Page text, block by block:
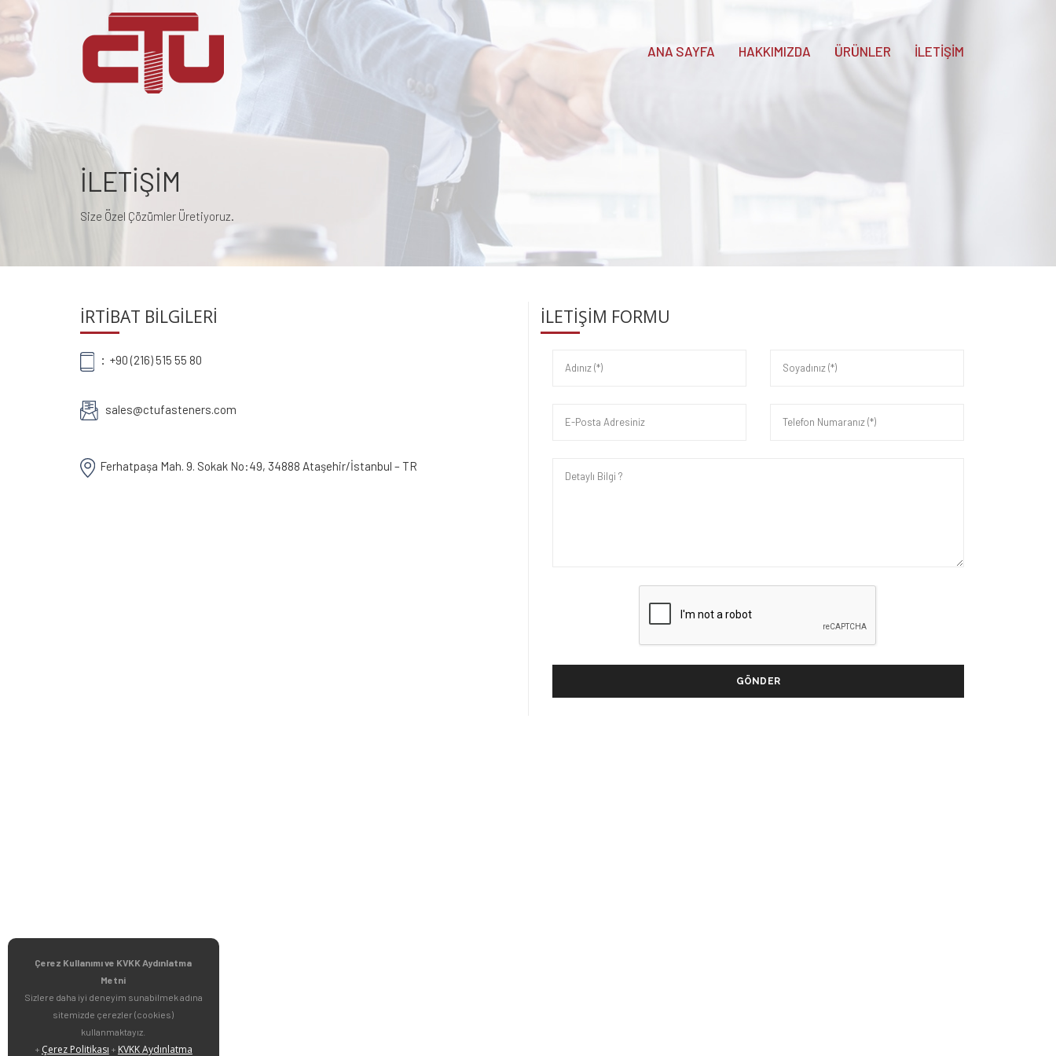
ANA SAYFA HAKKIMIZDA ÜRÜNLER
DÜBELLER
ÇIVI
ÇAKMA
KESME
VE
TAŞLARI
İLETİŞİM
İLETİŞİM
Size Özel Çözümler Üretiyoruz.
İRTİBAT BİLGİLERİ
: +90 (216) 515 55 80
sales@ctufasteners.com
Ferhatpaşa Mah. 9. Sokak No:49, 34888 Ataşehir/İstanbul – TR
İLETİŞİM FORMU
Çerez Kullanımı ve KVKK Aydınlatma
Metni
Sizlere daha iyi deneyim sunabilmek adına
sitemizde çerezler (cookies)
kullanmaktayız.
+ Çerez Politikası + KVKK Aydınlatma